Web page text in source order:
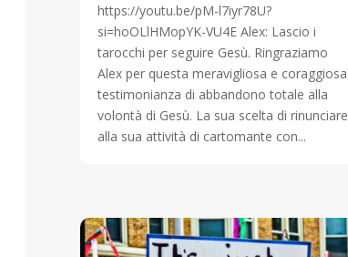
https://youtu.be/pM-l7iyr78U?
si=hoOLlHMopYK-VU4E Alex: Lascio i
tarocchi per seguire Gesù. Ringraziamo
Alex per questa meravigliosa e coraggiosa
testimonianza di abbandono totale alla
volontà di Gesù. La sua scelta di rinunciare
alla sua attività di cartomante con...